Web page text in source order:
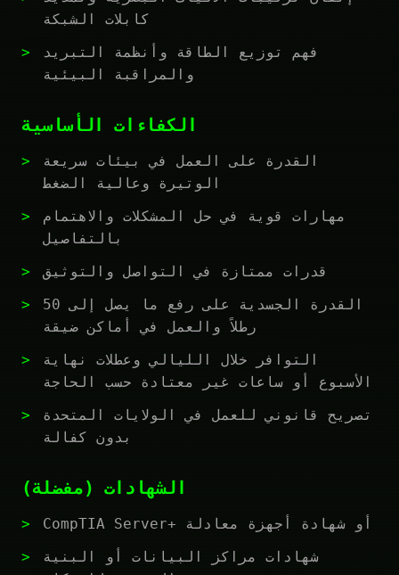
كابلات الشبكة
فهم توزيع الطاقة وأنظمة التبريد
والمراقبة البيئية
الكفاءات الأساسية
القدرة على العمل في بيئات سريعة
الوتيرة وعالية الضغط
مهارات قوية في حل المشكلات والاهتمام
بالتفاصيل
قدرات ممتازة في التواصل والتوثيق
القدرة الجسدية على رفع ما يصل إلى 50
رطلاً والعمل في أماكن ضيقة
التوافر خلال الليالي وعطلات نهاية
الأسبوع أو ساعات غير معتادة حسب الحاجة
تصريح قانوني للعمل في الولايات المتحدة
بدون كفالة
الشهادات (مفضلة)
CompTIA Server+ أو شهادة أجهزة معادلة
شهادات مراكز البيانات أو البنية